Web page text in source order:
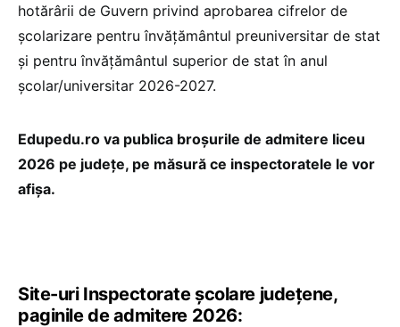
hotărârii de Guvern privind aprobarea cifrelor de
școlarizare pentru învățământul preuniversitar de stat
și pentru învățământul superior de stat în anul
școlar/universitar 2026-2027.
Edupedu.ro va publica broșurile de admitere liceu
2026 pe județe, pe măsură ce inspectoratele le vor
afișa.
Site-uri Inspectorate școlare județene,
paginile de admitere 2026: